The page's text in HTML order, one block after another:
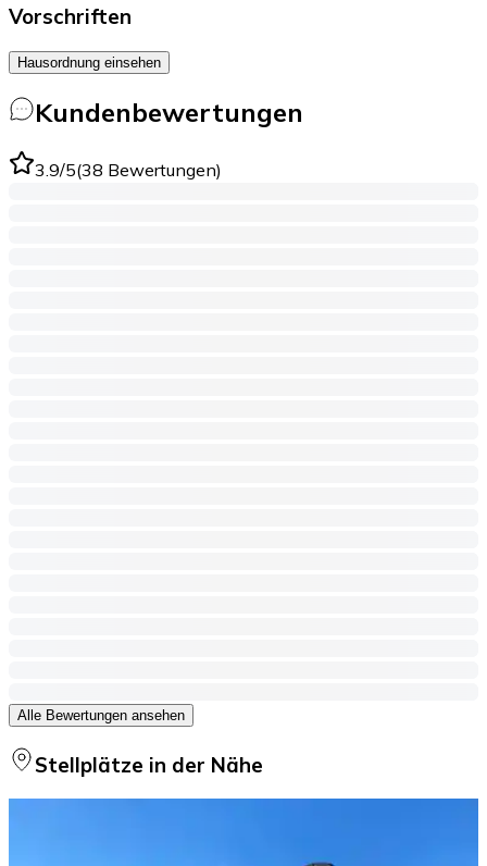
Vorschriften
Hausordnung einsehen
Kundenbewertungen
3.9/5(38 Bewertungen)
Alle Bewertungen ansehen
Stellplätze in der Nähe